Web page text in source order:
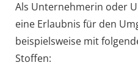
Als Unternehmerin oder
eine Erlaubnis für den
beispielsweise mit
Stoffen: